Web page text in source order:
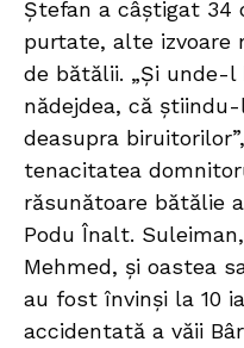
Ștefan a câștigat 34
purtate, alte izvoare
de bătălii. „Și unde-
nădejdea, că
deasupra
tenacitatea
răsunătoare bătălie
Podu Înalt.
Mehmed, și oastea
au fost învinși la 10
accidentată a văii